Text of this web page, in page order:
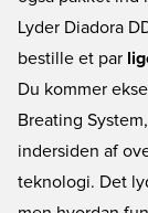
Lyder Diadora
bestille et par
Du kommer
Breating
indersiden af
teknologi. Det